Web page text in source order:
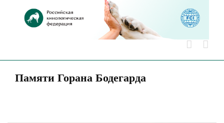
Памяти Горана Бодегарда